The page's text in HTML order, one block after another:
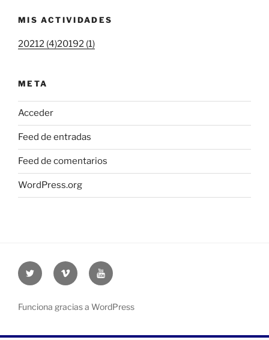
MIS ACTIVIDADES
20212 (4)20192 (1)
META
Acceder
Feed de entradas
Feed de comentarios
WordPress.org
Twitter
UOC
Vimeo
UOC
Youtube
UOC
Funciona gracias a WordPress